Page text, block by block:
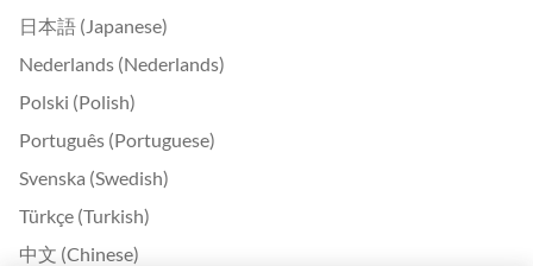
日本語 (Japanese)
Nederlands (Nederlands)
Polski (Polish)
Português (Portuguese)
Svenska (Swedish)
Türkçe (Turkish)
中文 (Chinese)